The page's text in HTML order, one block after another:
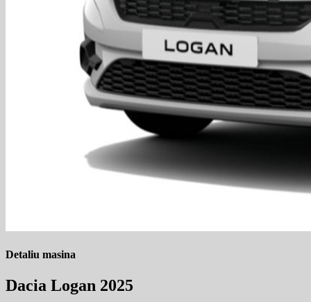
Detaliu masina
Dacia Logan 2025